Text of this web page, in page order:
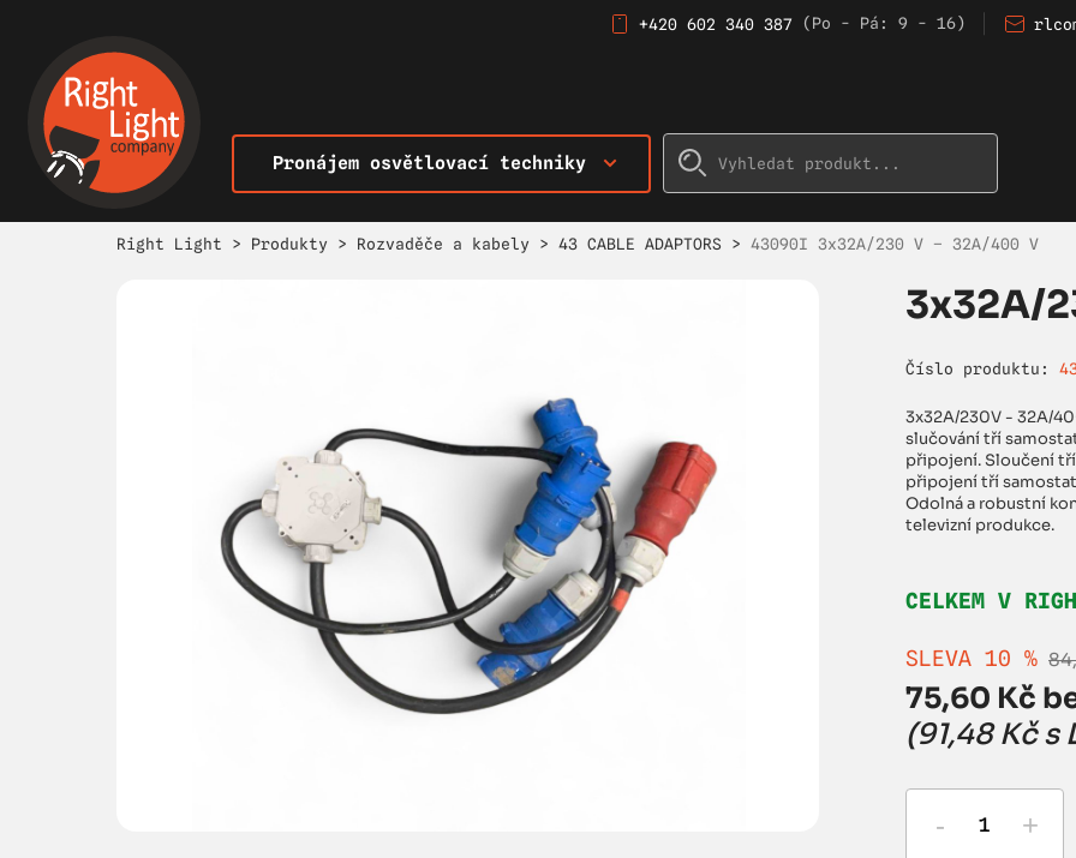
+420 602 340 387 (Po - Pá: 9 - 16)
Pronájem osvětlovací techniky
Right Light > Produkty > Rozvaděče a kabely > 43 CABLE ADAPTORS > 43090I 3x32A/230 V – 32A/400 V
3x32A/
Číslo produktu:
3x32A/230V - 32A/
slučování tří
připojení. Sloučení
připojení tří
Odolná a robustní
televizní produkce.
CELKEM V
SLEVA 10 %
75,60 Kč
(91,48 Kč s
- +